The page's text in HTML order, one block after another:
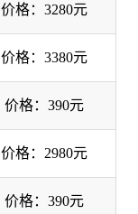
价格：3280元
价格：3380元
价格：390元
价格：2980元
价格：390元